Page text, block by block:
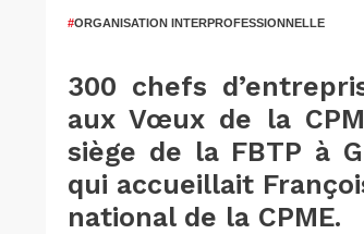
#ORGANISATION INTERPROFESSIONNELLE
300 chefs
aux Vœux de la
siège de la FBTP à
qui accueillait
national de la CPME.